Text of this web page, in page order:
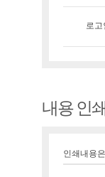
로고
내용 인
인쇄내용